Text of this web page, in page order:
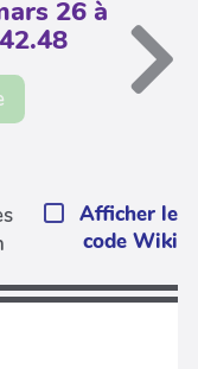
26 à
Afficher le
code Wiki